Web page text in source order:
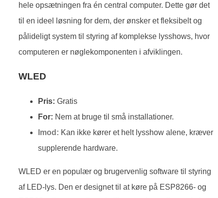
hele opsætningen fra én central computer. Dette gør det
til en ideel løsning for dem, der ønsker et fleksibelt og
pålideligt system til styring af komplekse lysshows, hvor
computeren er nøglekomponenten i afviklingen.
WLED
Pris: Gratis
For: Nem at bruge til små installationer.
Imod: Kan ikke kører et helt lysshow alene, kræver
supplerende hardware.
WLED er en populær og brugervenlig software til styring
af LED-lys. Den er designet til at køre på ESP8266- og